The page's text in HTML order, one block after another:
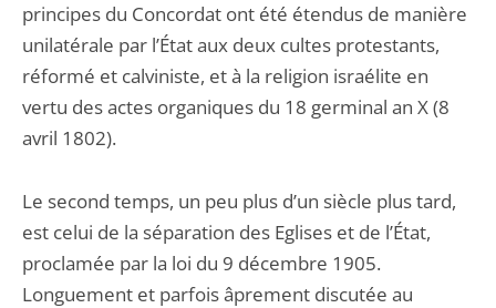
principes du Concordat ont été étendus de manière
unilatérale par l’État aux deux cultes protestants,
réformé et calviniste, et à la religion israélite en
vertu des actes organiques du 18 germinal an X (8
avril 1802).
Le second temps, un peu plus d’un siècle plus tard,
est celui de la séparation des Eglises et de l’État,
proclamée par la loi du 9 décembre 1905.
Longuement et parfois âprement discutée au